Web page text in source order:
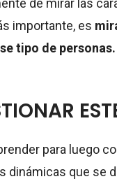
de mirar las
importante, es
tipo de personas.
para luego
dinámicas que se